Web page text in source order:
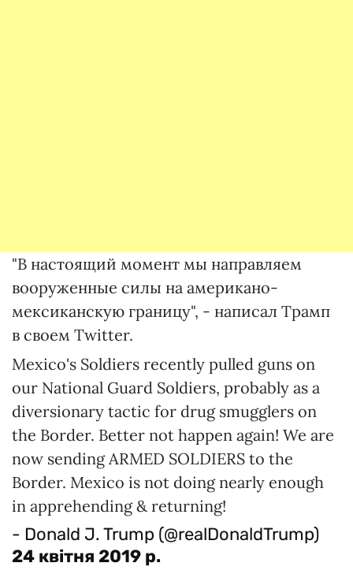
"В настоящий момент мы направляем
вооруженные силы на американо-
мексиканскую границу", - написал Трамп
в своем Twitter.
Mexico's Soldiers recently pulled guns on
our National Guard Soldiers, probably as a
diversionary tactic for drug smugglers on
the Border. Better not happen again! We are
now sending ARMED SOLDIERS to the
Border. Mexico is not doing nearly enough
in apprehending & returning!
- Donald J. Trump (@realDonaldTrump)
24 квітня 2019 р.